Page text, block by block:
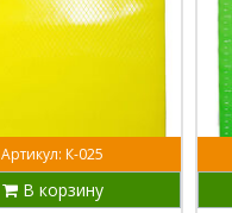
Артикул: К-025
В корзину